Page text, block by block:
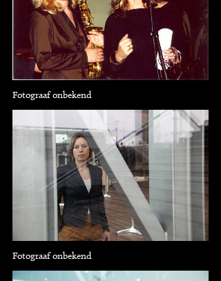
Fotograaf onbekend
Fotograaf onbekend